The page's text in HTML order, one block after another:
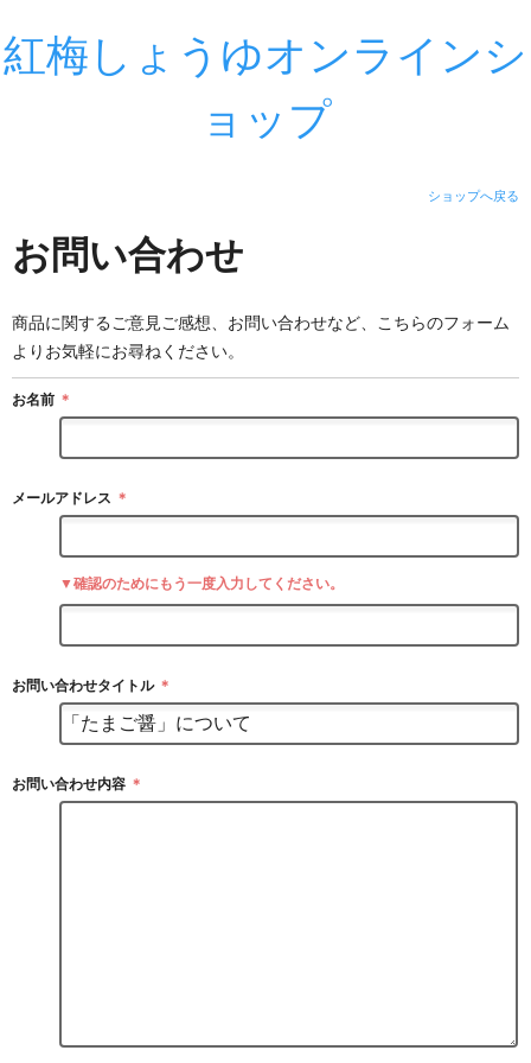
紅梅しょうゆオンラインシ
ョップ
ショップへ戻る
お問い合わせ
商品に関するご意見ご感想、お問い合わせなど、こちらのフォーム
よりお気軽にお尋ねください。
お名前 ＊
メールアドレス ＊
▼確認のためにもう一度入力してください。
お問い合わせタイトル ＊
お問い合わせ内容 ＊